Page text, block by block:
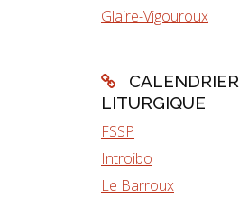
Glaire-Vigouroux
CALENDRIER
LITURGIQUE
FSSP
Introibo
Le Barroux